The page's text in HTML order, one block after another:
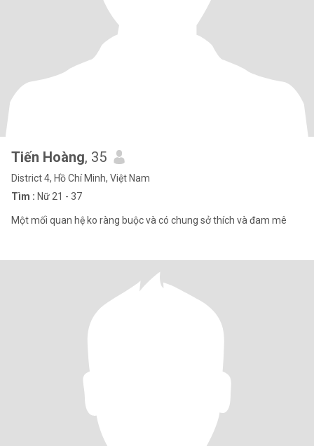
Tiến Hoàng, 35
District 4, Hồ Chí Minh, Việt Nam
Tìm : Nữ 21 - 37
Một mối quan hệ ko ràng buộc và có chung sở thích và đam mê